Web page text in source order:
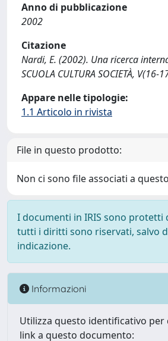
Anno di pubblicazione
2002
Citazione
Nardi, E. (2002). Una ricerca
SCUOLA CULTURA SOCIETÀ, V(16-
Appare nelle tipologie:
1.1 Articolo in rivista
File in questo prodotto:
Non ci sono file associati a
I documenti in IRIS sono protetti
tutti i diritti sono riservati, salvo
indicazione.
Informazioni
Utilizza questo identificativo per
link a questo documento: